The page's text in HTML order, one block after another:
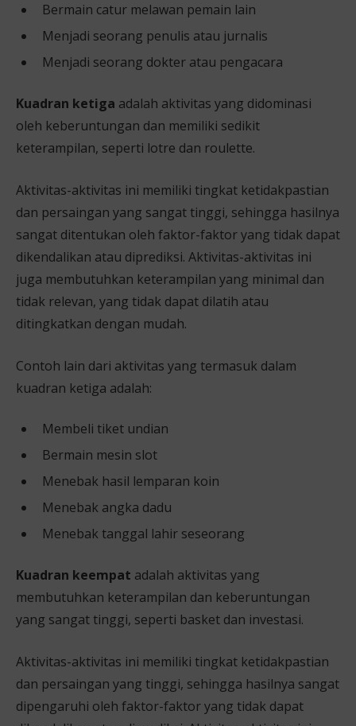
Bermain catur melawan pemain lain
Menjadi seorang penulis atau jurnalis
Menjadi seorang dokter atau pengacara
Kuadran ketiga adalah aktivitas yang didominasi
oleh keberuntungan dan memiliki sedikit
keterampilan, seperti lotre dan roulette.
Aktivitas-aktivitas ini memiliki tingkat ketidakpastian
dan persaingan yang sangat tinggi, sehingga hasilnya
sangat ditentukan oleh faktor-faktor yang tidak dapat
dikendalikan atau diprediksi. Aktivitas-aktivitas ini
juga membutuhkan keterampilan yang minimal dan
tidak relevan, yang tidak dapat dilatih atau
ditingkatkan dengan mudah.
Contoh lain dari aktivitas yang termasuk dalam
kuadran ketiga adalah:
Membeli tiket undian
Bermain mesin slot
Menebak hasil lemparan koin
Menebak angka dadu
Menebak tanggal lahir seseorang
Kuadran keempat adalah aktivitas yang
membutuhkan keterampilan dan keberuntungan
yang sangat tinggi, seperti basket dan investasi.
Aktivitas-aktivitas ini memiliki tingkat ketidakpastian
dan persaingan yang tinggi, sehingga hasilnya sangat
dipengaruhi oleh faktor-faktor yang tidak dapat